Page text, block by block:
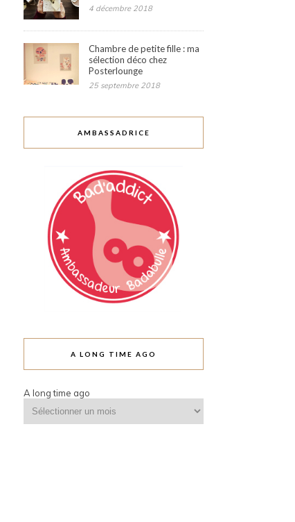
4 décembre 2018
Chambre de petite fille : ma
sélection déco chez
Posterlounge
25 septembre 2018
AMBASSADRICE
A LONG TIME AGO
A long time ago